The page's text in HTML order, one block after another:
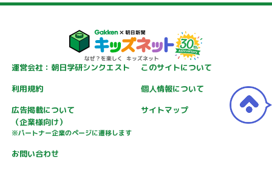
運営会社：朝日学研シンクエスト
このサイトについて
利用規約
個人情報について
広告掲載について
（企業様向け）
※パートナー企業のページに遷移します
サイトマップ
お問い合わせ